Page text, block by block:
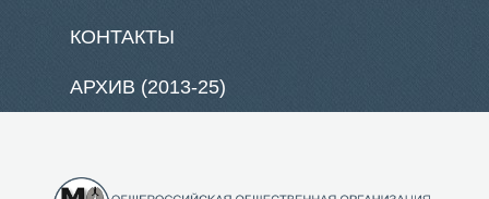
КОНТАКТЫ
АРХИВ (2013-25)